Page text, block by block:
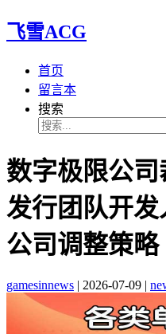
飞雪ACG
首页
留言本
搜索
数字极限公
发行团队开
公司调整策略
gamesinnews | 2026-07-09 |